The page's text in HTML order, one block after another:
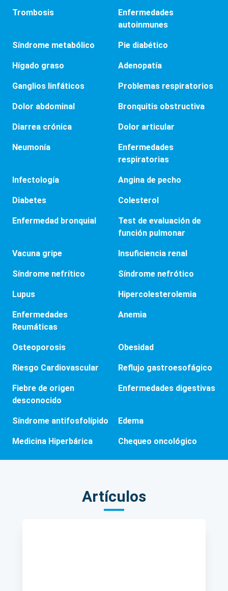
Trombosis
Enfermedades
autoinmunes
Síndrome metabólico Pie diabético
Hígado graso Adenopatía
Ganglios linfáticos Problemas respiratorios
Dolor abdominal Bronquitis obstructiva
Diarrea crónica Dolor articular
Neumonía
Enfermedades
respiratorias
Infectología Angina de pecho
Diabetes Colesterol
Enfermedad bronquial
Test de evaluación de
función pulmonar
Vacuna gripe Insuficiencia renal
Síndrome nefrítico Síndrome nefrótico
Lupus Hipercolesterolemia
Enfermedades
Reumáticas
Anemia
Osteoporosis Obesidad
Riesgo Cardiovascular Reflujo gastroesofágico
Fiebre de origen
desconocido
Enfermedades digestivas
Síndrome antifosfolípido Edema
Medicina Hiperbárica Chequeo oncológico
Artículos